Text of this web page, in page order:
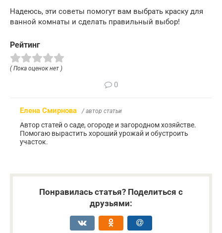
Надеюсь, эти советы помогут вам выбрать краску для
ванной комнаты и сделать правильный выбор!
Рейтинг
( Пока оценок нет )
0
Елена Смирнова / автор статьи
Автор статей о саде, огороде и загородном хозяйстве.
Помогаю вырастить хороший урожай и обустроить
участок.
Понравилась статья? Поделиться с
друзьями: